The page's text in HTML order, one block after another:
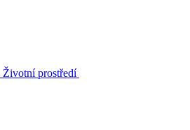
Životní prostředí